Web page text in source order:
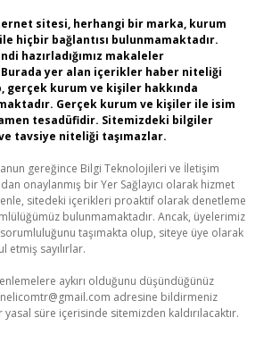
sitesi, herhangi bir marka, kurum
hiçbir bağlantısı bulunmamaktadır.
hazırladığımız makaleler
Burada yer alan içerikler haber niteliği
gerçek kurum ve kişiler hakkında
Gerçek kurum ve kişiler ile isim
tesadüfidir. Sitemizdeki bilgiler
tavsiye niteliği taşımazlar.
gereğince Bilgi Teknolojileri ve İletişim
onaylanmış bir Yer Sağlayıcı olarak hizmet
sitedeki içerikleri proaktif olarak denetleme
bulunmamaktadır. Ancak, üyelerimiz
taşımakta olup, siteye üye olarak
etmiş sayılırlar.
aykırı olduğunu düşündüğünüz
adresine bildirmeniz
süre içerisinde sitemizden kaldırılacaktır.